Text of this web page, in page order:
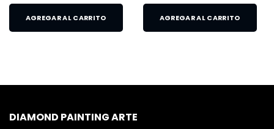
AGREGAR AL CARRITO AGREGAR AL CARRITO
DIAMOND PAINTING ARTE